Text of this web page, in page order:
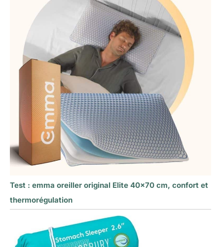
Test : emma oreiller original Elite 40×70 cm, confort et
thermorégulation